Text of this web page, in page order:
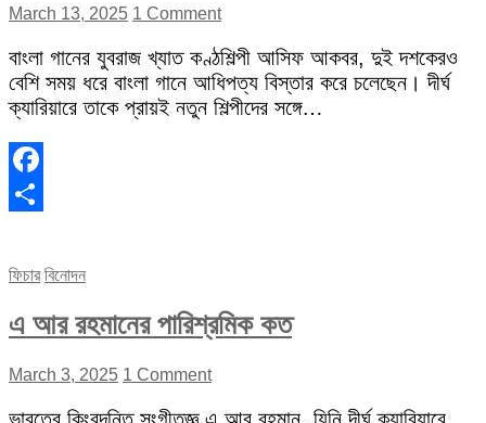
March 13, 2025 1 Comment
বাংলা গানের যুবরাজ খ্যাত কণ্ঠশিল্পী আসিফ আকবর, দুই দশকেরও
বেশি সময় ধরে বাংলা গানে আধিপত্য বিস্তার করে চলেছেন। দীর্ঘ
ক্যারিয়ারে তাকে প্রায়ই নতুন শিল্পীদের সঙ্গে…
Facebook
ফিচার বিনোদন
এ আর রহমানের পারিশ্রমিক কত
March 3, 2025 1 Comment